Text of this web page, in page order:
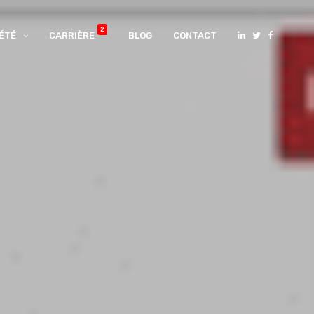
CARRIÈRE
2
BLOG CONTACT